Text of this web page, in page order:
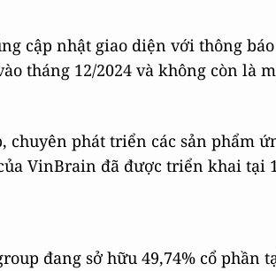
cập nhật giao diện với thông
tháng 12/2024 và không còn là
phát triển các sản phẩm
VinBrain đã được triển khai tại
đang sở hữu 49,74% cổ phần